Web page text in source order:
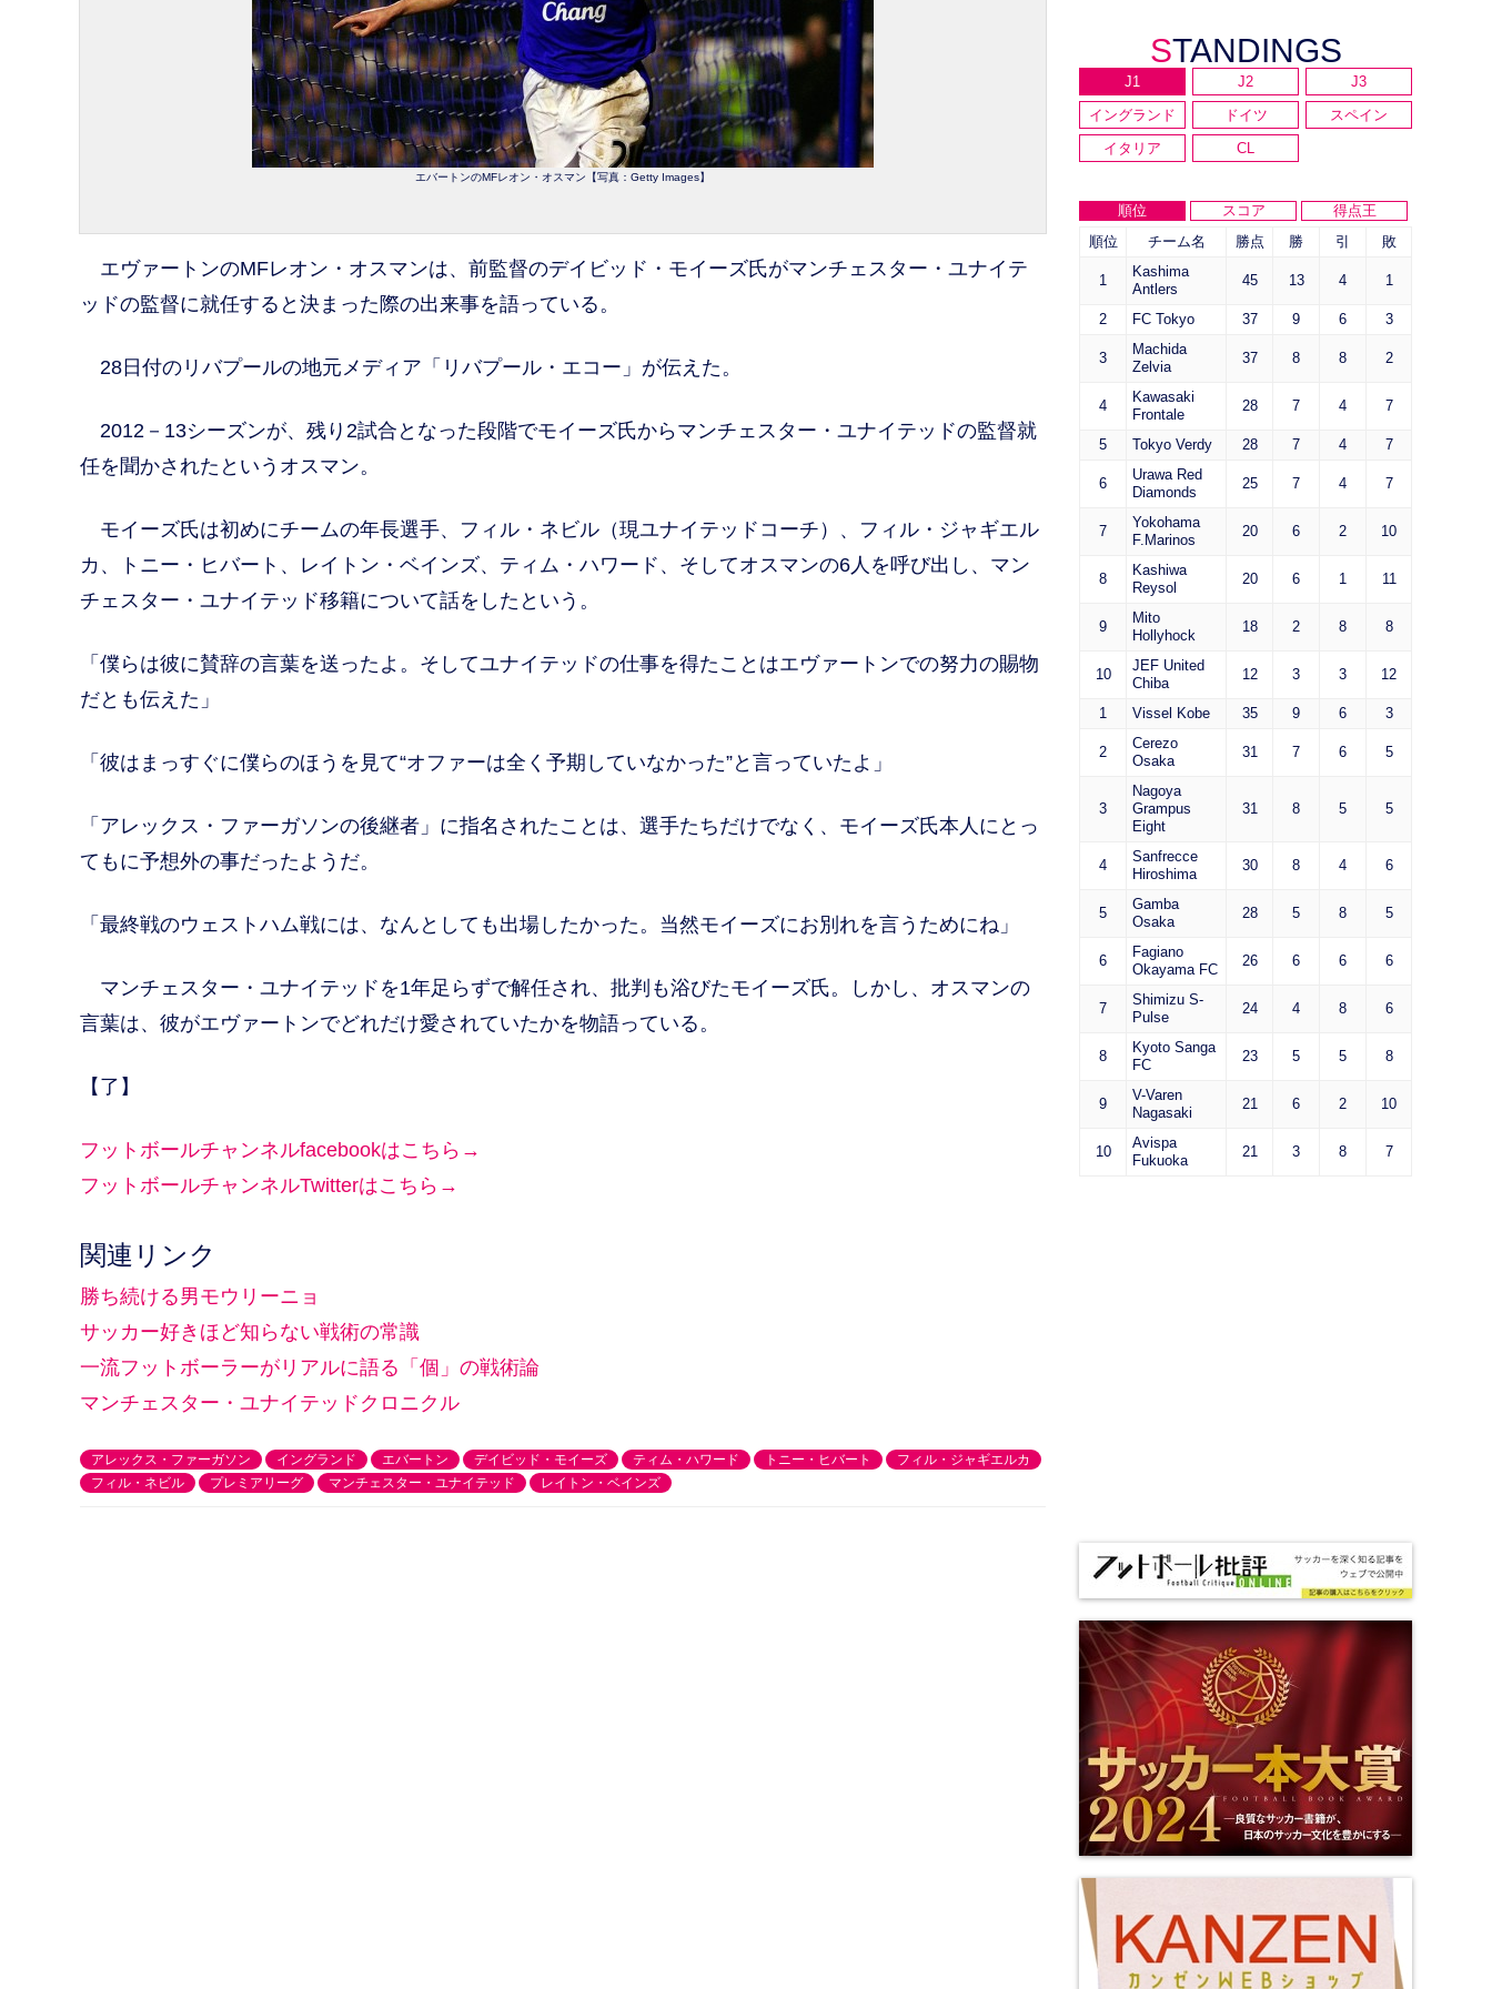
エバートンのMFレオン・オスマン【写真：Getty Images】
エヴァートンのMFレオン・オスマンは、前監督のデイビッド・モイーズ氏がマンチェスター・ユナイテ
ッドの監督に就任すると決まった際の出来事を語っている。
28日付のリバプールの地元メディア「リバプール・エコー」が伝えた。
2012－13シーズンが、残り2試合となった段階でモイーズ氏からマンチェスター・ユナイテッドの監督就
任を聞かされたというオスマン。
モイーズ氏は初めにチームの年長選手、フィル・ネビル（現ユナイテッドコーチ）、フィル・ジャギエル
カ、トニー・ヒバート、レイトン・ベインズ、ティム・ハワード、そしてオスマンの6人を呼び出し、マン
チェスター・ユナイテッド移籍について話をしたという。
「僕らは彼に賛辞の言葉を送ったよ。そしてユナイテッドの仕事を得たことはエヴァートンでの努力の賜物
だとも伝えた」
「彼はまっすぐに僕らのほうを見て“オファーは全く予期していなかった”と言っていたよ」
「アレックス・ファーガソンの後継者」に指名されたことは、選手たちだけでなく、モイーズ氏本人にとっ
てもに予想外の事だったようだ。
「最終戦のウェストハム戦には、なんとしても出場したかった。当然モイーズにお別れを言うためにね」
マンチェスター・ユナイテッドを1年足らずで解任され、批判も浴びたモイーズ氏。しかし、オスマンの
言葉は、彼がエヴァートンでどれだけ愛されていたかを物語っている。
【了】
フットボールチャンネルfacebookはこちら→
フットボールチャンネルTwitterはこちら→
関連リンク
勝ち続ける男モウリーニョ
サッカー好きほど知らない戦術の常識
一流フットボーラーがリアルに語る「個」の戦術論
マンチェスター・ユナイテッドクロニクル
アレックス・ファーガソン イングランド エバートン デイビッド・モイーズ ティム・ハワード トニー・ヒバート
フィル・ジャギエルカ
フィル・ネビル
プレミアリーグ マンチェスター・ユナイテッド レイトン・ベインズ
STANDINGS
J1 J2
J3
イングランド
ドイツ
スペイン
イタリア
CL
順位 スコア
得点王
順位
チーム名 勝点 勝 引 敗
1
Kashima
Antlers
45 13 4 1
2 FC Tokyo 37 9 6 3
3
Machida
Zelvia
37 8 8 2
4
Kawasaki
Frontale
28 7 4 7
5 Tokyo Verdy 28 7 4 7
6
Urawa Red
Diamonds
25 7 4 7
7
Yokohama
F.Marinos
20 6 2 10
8
Kashiwa
Reysol
20 6 1 11
9
Mito
Hollyhock
18 2 8 8
10
JEF United
Chiba
12 3 3 12
1 Vissel Kobe 35 9 6 3
2
Cerezo
Osaka
31 7 6 5
3
Nagoya
Grampus
Eight
31 8 5 5
4
Sanfrecce
Hiroshima
30 8 4 6
5
Gamba
Osaka
28 5 8 5
6
Fagiano
Okayama FC
26 6 6 6
7
Shimizu S-
Pulse
24 4 8 6
8
Kyoto Sanga
FC
23 5 5 8
9
V-Varen
Nagasaki
21 6 2 10
10
Avispa
Fukuoka
21 3 8 7